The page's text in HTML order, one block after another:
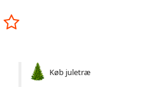
Køb juletræ